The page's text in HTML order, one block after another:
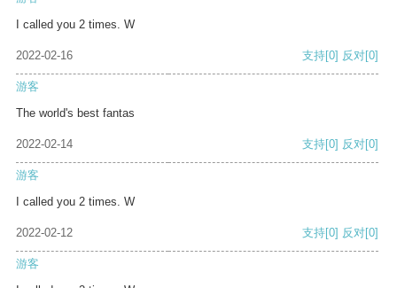
I called you 2 times. W
2022-02-16 支持[0] 反对[0]
游客
The world's best fantas
2022-02-14 支持[0] 反对[0]
游客
I called you 2 times. W
2022-02-12 支持[0] 反对[0]
游客